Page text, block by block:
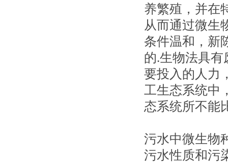
养繁殖，并在
从而通过微生
条件温和，新
的.生物法具
要投入的人力
工生态系统中
态系统所不能
污水中微生物
污水性质和污